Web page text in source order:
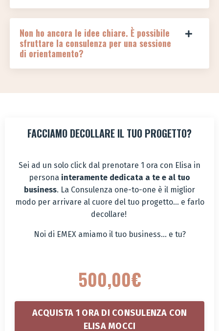
Non ho ancora le idee chiare. È possibile
sfruttare la consulenza per una sessione
di orientamento?
FACCIAMO DECOLLARE IL TUO PROGETTO?
Sei ad un solo click dal prenotare 1 ora con Elisa in
persona interamente dedicata a te e al tuo
business. La Consulenza one-to-one è il miglior
modo per arrivare al cuore del tuo progetto... e farlo
decollare!
Noi di EMEX amiamo il tuo business... e tu?
500,00€
ACQUISTA 1 ORA DI CONSULENZA CON
ELISA MOCCI